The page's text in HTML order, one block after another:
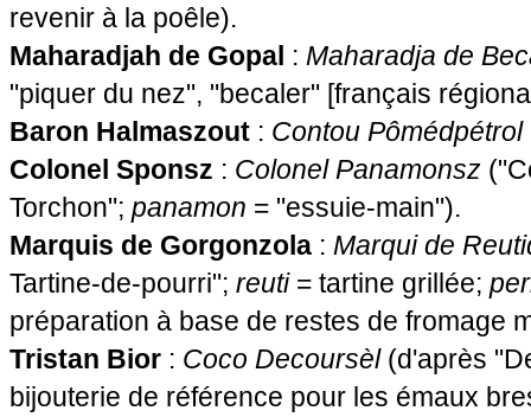
revenir à la poêle).
Maharadjah de Gopal : Maharadja de
"piquer du nez", "becaler" [français
Baron Halmaszout : Contou Pômédpétrol
Colonel Sponsz : Colonel Panamonsz
Torchon"; panamon = "essuie-main").
Marquis de Gorgonzola : Marqui de
Tartine-de-pourri"; reuti= tartine grillée;
préparation à base de restes de fromage
Tristan Bior : Coco Decoursèl(d'après
bijouterie de référence pour les émaux